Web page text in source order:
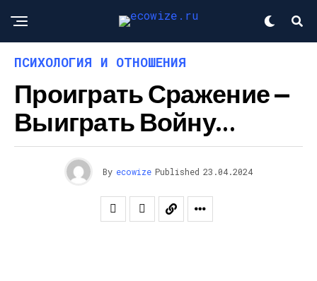
ПСИХОЛОГИЯ И ОТНОШЕНИЯ
Проиграть Сражение —
Выиграть Войну…
By ecowize Published 23.04.2024